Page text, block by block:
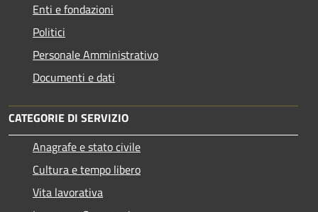
Enti e fondazioni
Politici
Personale Amministrativo
Documenti e dati
CATEGORIE DI SERVIZIO
Anagrafe e stato civile
Cultura e tempo libero
Vita lavorativa